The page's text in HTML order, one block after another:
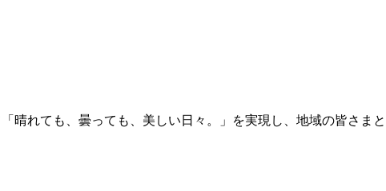
晴れても、曇っても、美しい日々。」を実現し、地域の皆さま